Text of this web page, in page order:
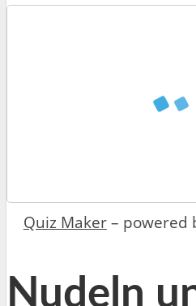
Quiz Maker– powered
Nudeln